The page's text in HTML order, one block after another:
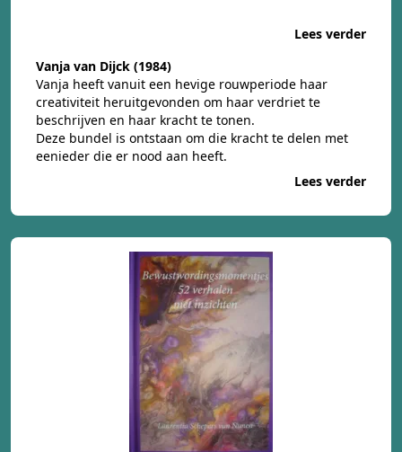
Lees verder
Vanja van Dijck (1984)
Vanja heeft vanuit een hevige rouwperiode haar
creativiteit heruitgevonden om haar verdriet te
beschrijven en haar kracht te tonen.
Deze bundel is ontstaan om die kracht te delen met
eenieder die er nood aan heeft.
Lees verder